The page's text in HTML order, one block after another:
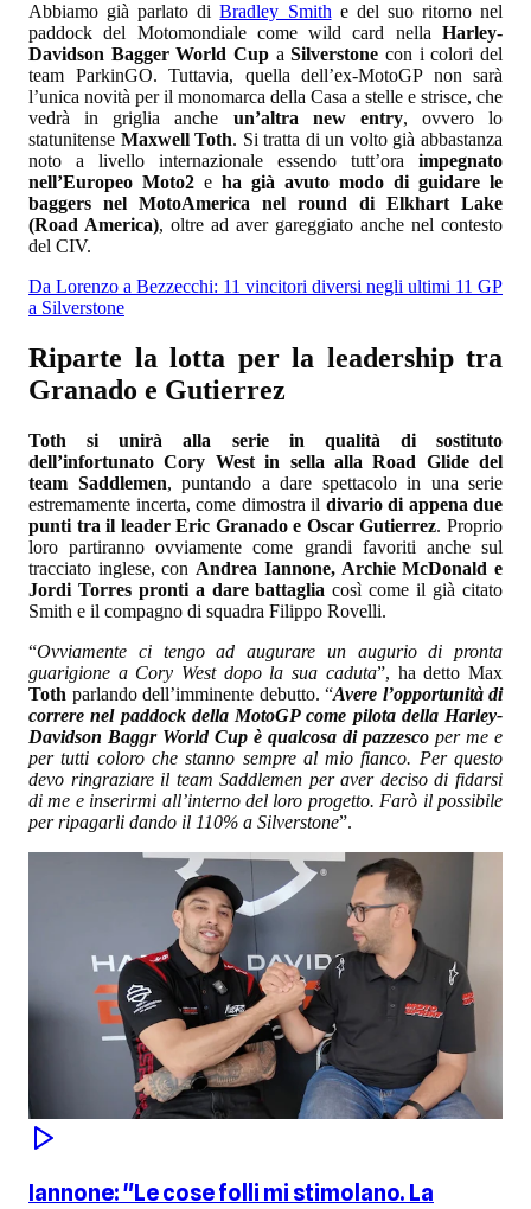
Abbiamo già parlato diBradley Smith e del suo ritorno nel
paddock del Motomondiale come wild card nella Harley-
Davidson Bagger World Cup aSilverstonecon i colori del
team ParkinGO. Tuttavia, quella dell’ex-MotoGP non sarà
l’unica novità per il monomarca della Casa a stelle e strisce, che
vedrà in griglia anche un’altra new entry, ovvero lo
statunitense Maxwell Toth. Si tratta di un volto già abbastanza
noto a livello internazionale essendo tutt’ora impegnato
nell’Europeo Moto2 e ha già avuto modo di guidare le
baggers nel MotoAmerica nel round di Elkhart Lake
(Road America), oltre ad aver gareggiato anche nel contesto
del CIV.
Da Lorenzo a Bezzecchi: 11 vincitori diversi negli ultimi 11 GP
a Silverstone
Riparte la lotta per la leadership tra
Granado e Gutierrez
Toth si unirà alla serie in qualità di sostituto
dell’infortunato Cory West in sella alla Road Glide del
team Saddlemen, puntando a dare spettacolo in una serie
estremamente incerta, come dimostra il divario di appena due
punti tra il leader Eric Granado e Oscar Gutierrez. Proprio
loro partiranno ovviamente come grandi favoriti anche sul
tracciato inglese, con Andrea Iannone, Archie McDonald e
Jordi Torres pronti a dare battagliacosì come il già citato
Smith e il compagno di squadra Filippo Rovelli.
“Ovviamente ci tengo ad augurare un augurio di pronta
guarigione a Cory West dopo la sua caduta”, ha detto Max
Toth parlando dell’imminente debutto. “Avere l’opportunità di
correre nel paddock della MotoGP come pilota della Harley-
Davidson Baggr World Cup è qualcosa di pazzesco per me e
per tutti coloro che stanno sempre al mio fianco. Per questo
devo ringraziare il team Saddlemen per aver deciso di fidarsi
di me e inserirmi all’interno del loro progetto. Farò il possibile
per ripagarli dando il 110% a Silverstone”.
Iannone: "Le cose folli mi stimolano. La